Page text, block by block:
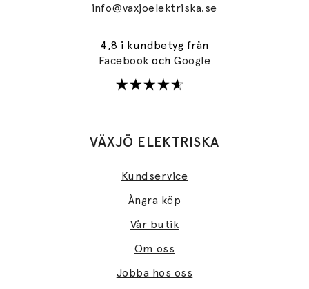
info@vaxjoelektriska.se
4,8 i kundbetyg från
FacebookochGoogle
VÄXJÖ ELEKTRISKA
Kundservice
Ångra köp
Vår butik
Om oss
Jobba hos oss